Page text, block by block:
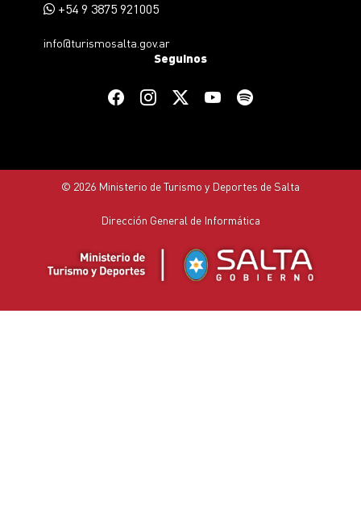
+54 9 3875 921005
info@turismosalta.gov.ar
Seguinos
© 2026 Ministerio de Turismo y Deportes de Salta
Dirección General de Informática